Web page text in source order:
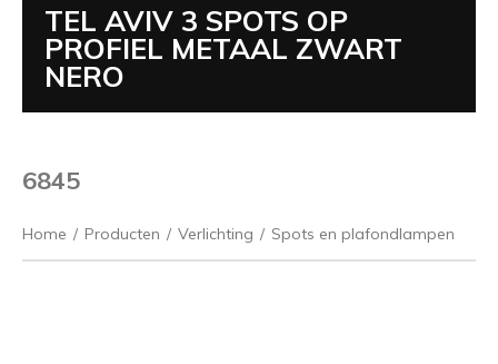
TEL AVIV 3 SPOTS OP
PROFIEL METAAL ZWART
NERO
6845
Home / Producten / Verlichting / Spots en plafondlampen